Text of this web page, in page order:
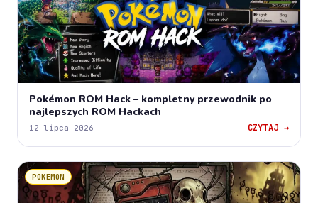
Pokémon ROM Hack – kompletny przewodnik po
najlepszych ROM Hackach
12 lipca 2026 CZYTAJ →
POKEMON